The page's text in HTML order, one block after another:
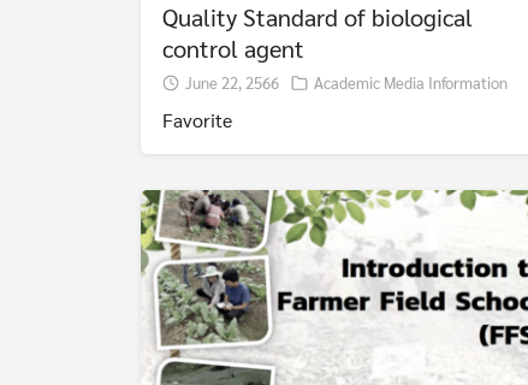
Quality Standard of biological
control agent
June 22, 2566 Academic Media Information
Favorite